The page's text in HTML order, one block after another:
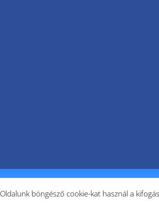
Oldalunk böngésző cookie-kat használ a